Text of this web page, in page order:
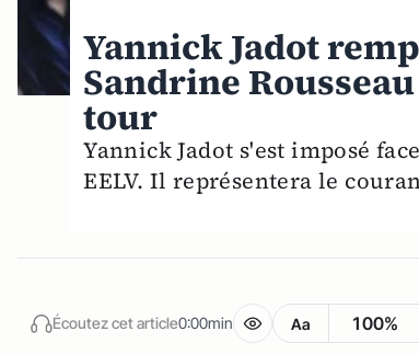
Yannick Jadot
Sandrine
tour
Yannick Jadot s'est imposé
EELV. Il représentera le
Écoutez cet article0:00min Aa 100%